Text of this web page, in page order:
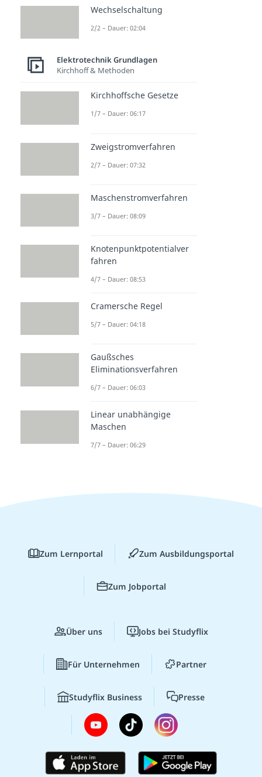
Wechselschaltung
2/2 – Dauer: 02:04
Elektrotechnik Grundlagen
Kirchhoff & Methoden
Kirchhoffsche Gesetze
1/7 – Dauer: 06:17
Zweigstromverfahren
2/7 – Dauer: 07:32
Maschenstromverfahren
3/7 – Dauer: 08:09
Knotenpunktpotentialver
fahren
4/7 – Dauer: 08:53
Cramersche Regel
5/7 – Dauer: 04:18
Gaußsches
Eliminationsverfahren
6/7 – Dauer: 06:03
Linear unabhängige
Maschen
7/7 – Dauer: 06:29
Zum Lernportal Zum Ausbildungsportal
Zum Jobportal
Über uns Jobs bei Studyflix
Für Unternehmen Partner
Studyflix Business Presse